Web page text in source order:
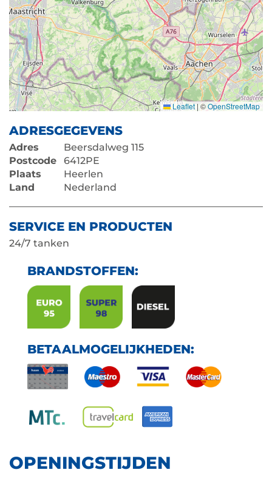
Leaflet| ©OpenStreetMap
ADRESGEGEVENS
Adres
Beersdalweg 115
Postcode
6412PE
Plaats
Heerlen
Land
Nederland
SERVICE EN PRODUCTEN
24/7 tanken
BRANDSTOFFEN:
BETAALMOGELIJKHEDEN:
OPENINGSTIJDEN